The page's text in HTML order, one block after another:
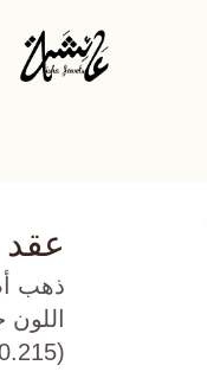
(0.215 جرام) تقريبًا.